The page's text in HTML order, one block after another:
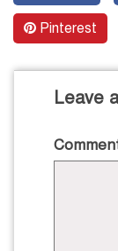
Pinterest
Leave